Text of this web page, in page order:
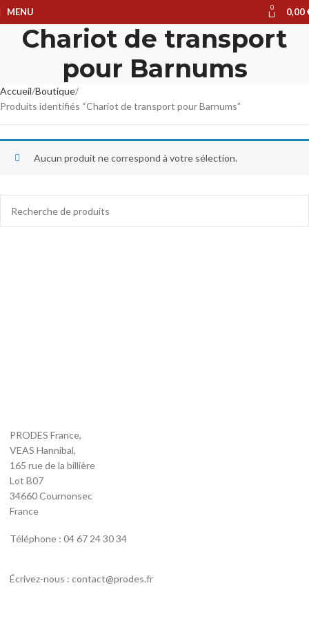
MENU 0 0,00
Chariot de transport
pour Barnums
Accueil Boutique
Produits identifiés “Chariot de transport pour Barnums”
Aucun produit ne correspond à votre sélection.
PRODES France,
VEAS Hannibal,
165 rue de la billière
Lot B07
34660 Cournonsec
France
Téléphone : 04 67 24 30 34
Écrivez-nous : contact@prodes.fr